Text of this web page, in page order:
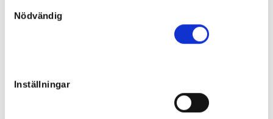
Nödvändig
Inställningar